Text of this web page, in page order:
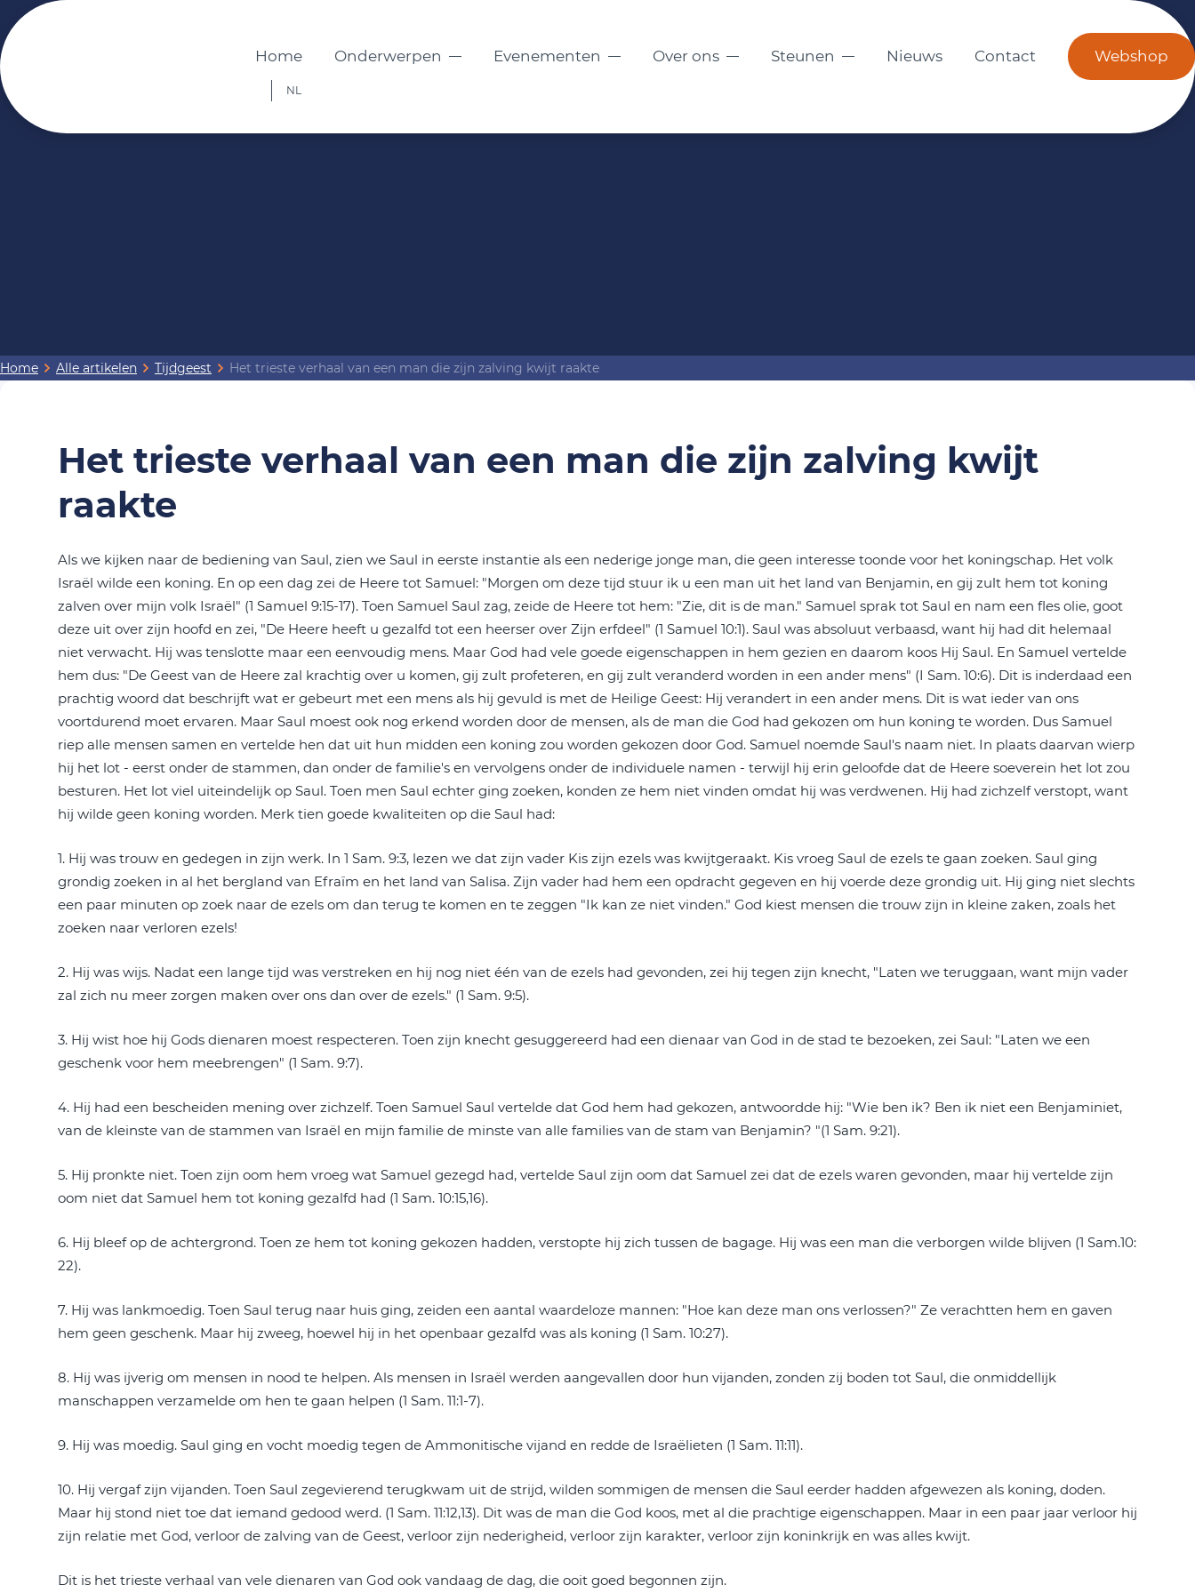
Home Onderwerpen Evenementen Over ons Steunen Nieuws Contact Webshop
NL
Home Alle artikelen Tijdgeest Het trieste verhaal van een man die zijn zalving kwijt raakte
Het trieste verhaal van een man die zijn zalving kwijt
raakte
Als we kijken naar de bediening van Saul, zien we Saul in eerste instantie als een nederige jonge man, die geen interesse toonde voor het koningschap. Het volk
Israël wilde een koning. En op een dag zei de Heere tot Samuel: "Morgen om deze tijd stuur ik u een man uit het land van Benjamin, en gij zult hem tot koning
zalven over mijn volk Israël" (1 Samuel 9:15-17). Toen Samuel Saul zag, zeide de Heere tot hem: "Zie, dit is de man." Samuel sprak tot Saul en nam een fles olie, goot
deze uit over zijn hoofd en zei, "De Heere heeft u gezalfd tot een heerser over Zijn erfdeel" (1 Samuel 10:1). Saul was absoluut verbaasd, want hij had dit helemaal
niet verwacht. Hij was tenslotte maar een eenvoudig mens. Maar God had vele goede eigenschappen in hem gezien en daarom koos Hij Saul. En Samuel vertelde
hem dus: "De Geest van de Heere zal krachtig over u komen, gij zult profeteren, en gij zult veranderd worden in een ander mens" (I Sam. 10:6). Dit is inderdaad een
prachtig woord dat beschrijft wat er gebeurt met een mens als hij gevuld is met de Heilige Geest: Hij verandert in een ander mens. Dit is wat ieder van ons
voortdurend moet ervaren. Maar Saul moest ook nog erkend worden door de mensen, als de man die God had gekozen om hun koning te worden. Dus Samuel
riep alle mensen samen en vertelde hen dat uit hun midden een koning zou worden gekozen door God. Samuel noemde Saul's naam niet. In plaats daarvan wierp
hij het lot - eerst onder de stammen, dan onder de familie's en vervolgens onder de individuele namen - terwijl hij erin geloofde dat de Heere soeverein het lot zou
besturen. Het lot viel uiteindelijk op Saul. Toen men Saul echter ging zoeken, konden ze hem niet vinden omdat hij was verdwenen. Hij had zichzelf verstopt, want
hij wilde geen koning worden. Merk tien goede kwaliteiten op die Saul had:
1. Hij was trouw en gedegen in zijn werk. In 1 Sam. 9:3, lezen we dat zijn vader Kis zijn ezels was kwijtgeraakt. Kis vroeg Saul de ezels te gaan zoeken. Saul ging
grondig zoeken in al het bergland van Efraïm en het land van Salisa. Zijn vader had hem een opdracht gegeven en hij voerde deze grondig uit. Hij ging niet slechts
een paar minuten op zoek naar de ezels om dan terug te komen en te zeggen "Ik kan ze niet vinden." God kiest mensen die trouw zijn in kleine zaken, zoals het
zoeken naar verloren ezels!
2. Hij was wijs. Nadat een lange tijd was verstreken en hij nog niet één van de ezels had gevonden, zei hij tegen zijn knecht, "Laten we teruggaan, want mijn vader
zal zich nu meer zorgen maken over ons dan over de ezels." (1 Sam. 9:5).
3. Hij wist hoe hij Gods dienaren moest respecteren. Toen zijn knecht gesuggereerd had een dienaar van God in de stad te bezoeken, zei Saul: "Laten we een
geschenk voor hem meebrengen" (1 Sam. 9:7).
4. Hij had een bescheiden mening over zichzelf. Toen Samuel Saul vertelde dat God hem had gekozen, antwoordde hij: "Wie ben ik? Ben ik niet een Benjaminiet,
van de kleinste van de stammen van Israël en mijn familie de minste van alle families van de stam van Benjamin? "(1 Sam. 9:21).
5. Hij pronkte niet. Toen zijn oom hem vroeg wat Samuel gezegd had, vertelde Saul zijn oom dat Samuel zei dat de ezels waren gevonden, maar hij vertelde zijn
oom niet dat Samuel hem tot koning gezalfd had (1 Sam. 10:15,16).
6. Hij bleef op de achtergrond. Toen ze hem tot koning gekozen hadden, verstopte hij zich tussen de bagage. Hij was een man die verborgen wilde blijven (1 Sam.10:
22).
7. Hij was lankmoedig. Toen Saul terug naar huis ging, zeiden een aantal waardeloze mannen: "Hoe kan deze man ons verlossen?" Ze verachtten hem en gaven
hem geen geschenk. Maar hij zweeg, hoewel hij in het openbaar gezalfd was als koning (1 Sam. 10:27).
8. Hij was ijverig om mensen in nood te helpen. Als mensen in Israël werden aangevallen door hun vijanden, zonden zij boden tot Saul, die onmiddellijk
manschappen verzamelde om hen te gaan helpen (1 Sam. 11:1-7).
9. Hij was moedig. Saul ging en vocht moedig tegen de Ammonitische vijand en redde de Israëlieten (1 Sam. 11:11).
10. Hij vergaf zijn vijanden. Toen Saul zegevierend terugkwam uit de strijd, wilden sommigen de mensen die Saul eerder hadden afgewezen als koning, doden.
Maar hij stond niet toe dat iemand gedood werd. (1 Sam. 11:12,13). Dit was de man die God koos, met al die prachtige eigenschappen. Maar in een paar jaar verloor hij
zijn relatie met God, verloor de zalving van de Geest, verloor zijn nederigheid, verloor zijn karakter, verloor zijn koninkrijk en was alles kwijt.
Dit is het trieste verhaal van vele dienaren van God ook vandaag de dag, die ooit goed begonnen zijn.